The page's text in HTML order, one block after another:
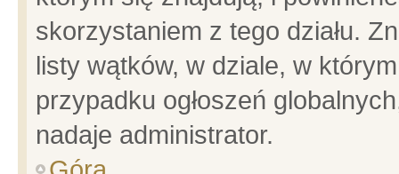
skorzystaniem z tego działu.
listy wątków, w dziale, w
przypadku ogłoszeń
nadaje administrator.